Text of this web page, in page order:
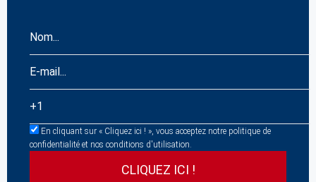
En cliquant sur « Cliquez ici ! », vous acceptez notre politique de
confidentialité et nos conditions d'utilisation.